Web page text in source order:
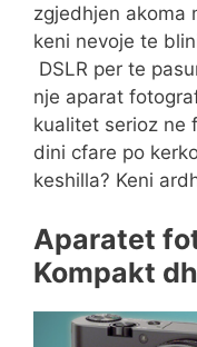
zgjedhjen akoma
keni nevoje te
DSLR per te
nje aparat
kualitet serioz ne
dini cfare po
keshilla? Keni
Aparatet
Kompakt